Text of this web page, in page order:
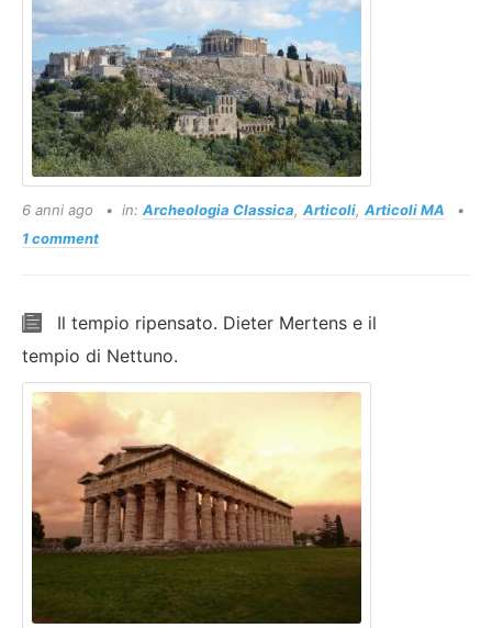
6 anni ago in: Archeologia Classica, Articoli, Articoli MA
1 comment
Il tempio ripensato. Dieter Mertens e il
tempio di Nettuno.